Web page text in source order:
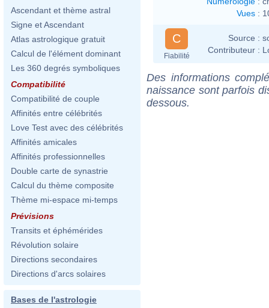
Ascendant et thème astral
Signe et Ascendant
Atlas astrologique gratuit
Calcul de l'élément dominant
Les 360 degrés symboliques
Compatibilité
Compatibilité de couple
Affinités entre célébrités
Love Test avec des célébrités
Affinités amicales
Affinités professionnelles
Double carte de synastrie
Calcul du thème composite
Thème mi-espace mi-temps
Prévisions
Transits et éphémérides
Révolution solaire
Directions secondaires
Directions d'arcs solaires
Bases de l'astrologie
Vues :
C
Fiabilité
Source :
Contributeur :
Des informations
naissance sont parfois
dessous.